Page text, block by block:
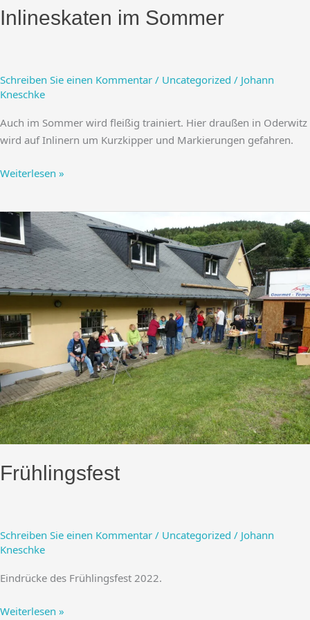
Inlineskaten im Sommer
Schreiben Sie einen Kommentar / Uncategorized / Johann
Kneschke
Auch im Sommer wird fleißig trainiert. Hier draußen in Oderwitz
wird auf Inlinern um Kurzkipper und Markierungen gefahren.
Inlineskaten
Weiterlesen »
Frühlingsfest
Schreiben Sie einen Kommentar / Uncategorized / Johann
Kneschke
Eindrücke des Frühlingsfest 2022.
Frühlingsfest
Weiterlesen »